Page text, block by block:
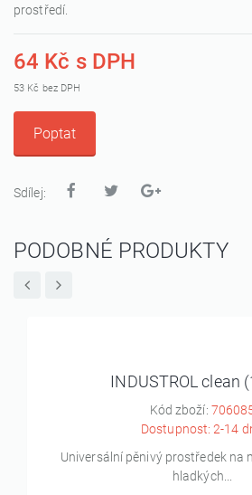
prostředí.
64 Kč s DPH
53 Kč bez DPH
Poptat
Sdílej:
PODOBNÉ PRODUKTY
INDUSTROL clean
Kód zboží:
Dostupnost: 2-14
Universální pěnivý prostředek na
hladkých...